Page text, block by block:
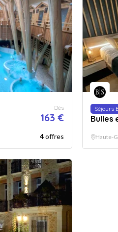
Dès
163 €
4offres
Séjours
Bulles
Haute-